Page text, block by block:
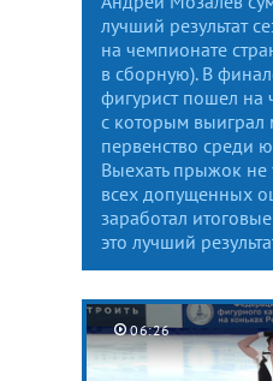
лучший результат
на чемпионате
в сборную). В
фигурист пошел на
с которым выиграл
первенство среди
Выехать прыжок не
всех допущенных
заработал
это лучший
06:26